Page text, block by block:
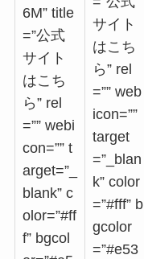
6M” title
=”公式
サイト
はこち
ら” rel
=”” webi
con=”” t
arget=”_
blank” c
olor=”#ff
f” bgcol
サイト
はこち
ら” rel
=”” web
icon=””
target
=”_blan
k” color
=”#fff” b
gcolor
=”#e53